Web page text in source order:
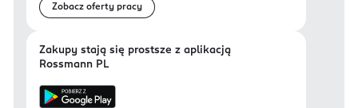
Zobacz oferty pracy
Zakupy stają się prostsze z aplikacją
Rossmann PL